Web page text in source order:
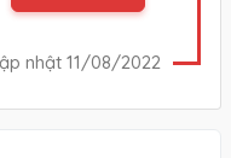
nhật 11/08/2022